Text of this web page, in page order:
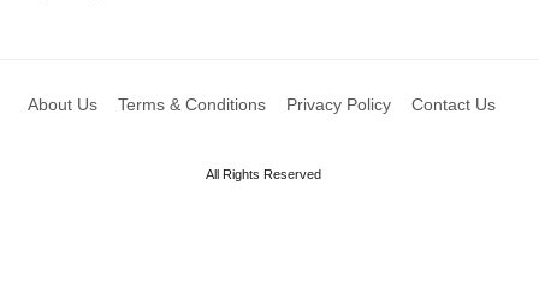
About Us Terms & Conditions Privacy Policy Contact Us
All Rights Reserved